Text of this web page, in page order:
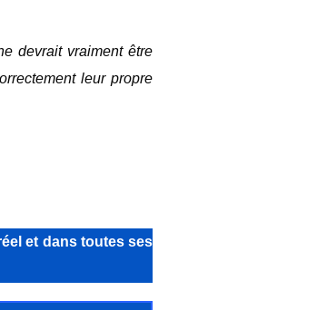
devrait vraiment être
leur propre
et dans toutes ses